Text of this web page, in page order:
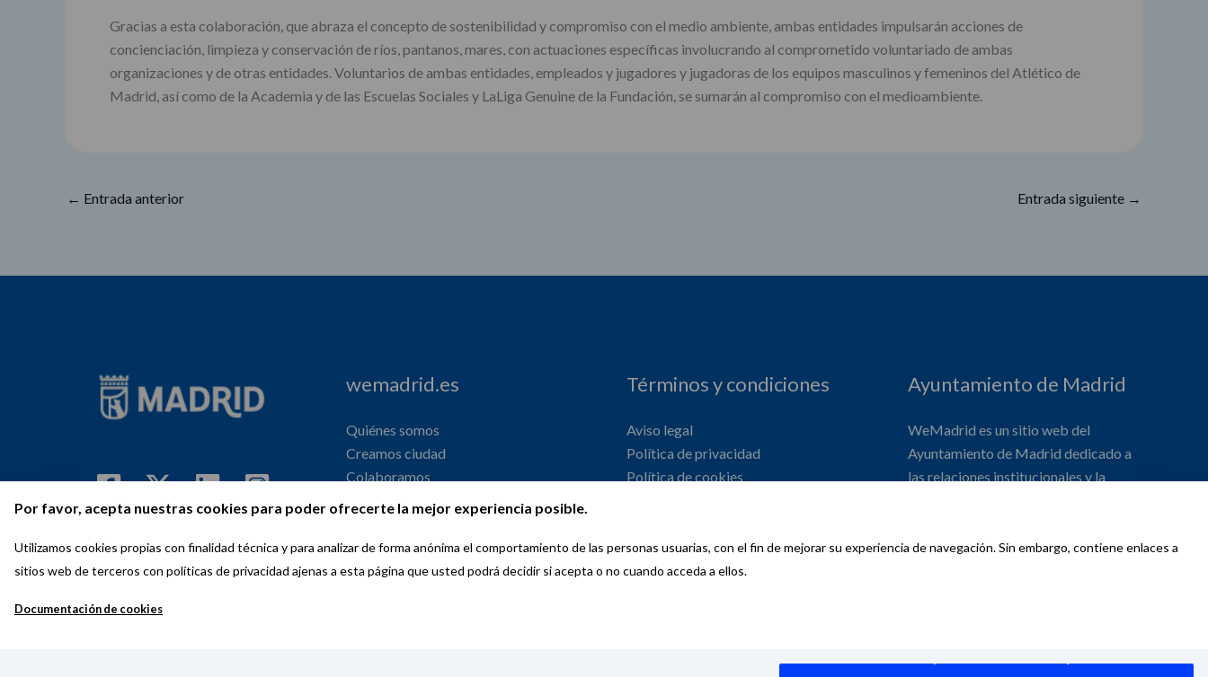
Por favor, acepta nuestras cookies para poder ofrecerte la mejor experiencia posible.
Utilizamos cookies propias con finalidad técnica y para analizar de forma anónima el comportamiento de las personas usuarias, con el fin de mejorar su experiencia de navegación. Sin embargo, contiene enlaces a
sitios web de terceros con políticas de privacidad ajenas a esta página que usted podrá decidir si acepta o no cuando acceda a ellos.
Documentación de cookies
Gracias a esta colaboración, que abraza el concepto de sostenibilidad y compromiso con el medio ambiente, ambas entidades impulsarán acciones de
concienciación, limpieza y conservación de ríos, pantanos, mares, con actuaciones específicas involucrando al comprometido voluntariado de ambas
organizaciones y de otras entidades. Voluntarios de ambas entidades, empleados y jugadores y jugadoras de los equipos masculinos y femeninos del Atlético de
Madrid, así como de la Academia y de las Escuelas Sociales y LaLiga Genuine de la Fundación, se sumarán al compromiso con el medioambiente.
← Entrada anterior Entrada siguiente →
wemadrid.es
Quiénes somos
Creamos ciudad
Colaboramos
Internacional
Términos y condiciones
Aviso legal
Política de privacidad
Política de cookies
Ayuntamiento de Madrid
WeMadrid es un sitio web del
Ayuntamiento de Madrid dedicado a
las relaciones institucionales y la
Copyright © 2026 Wemadrid | the place to be | Ayuntamiento de Madrid